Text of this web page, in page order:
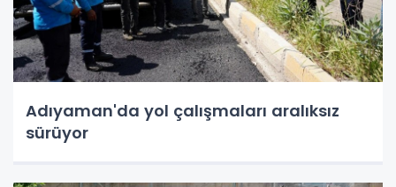
Adıyaman'da yol çalışmaları aralıksız
sürüyor